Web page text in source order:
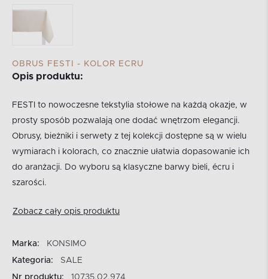
OBRUS FESTI - KOLOR ECRU
Opis produktu:
FESTI to nowoczesne tekstylia stołowe na każdą okazje, w
prosty sposób pozwalają one dodać wnętrzom elegancji.
Obrusy, bieżniki i serwety z tej kolekcji dostępne są w wielu
wymiarach i kolorach, co znacznie ułatwia dopasowanie ich
do aranżacji. Do wyboru są klasyczne barwy bieli, écru i
szarości.
Zobacz cały opis produktu
Marka:
KONSIMO
Kategoria:
SALE
Nr produktu:
10735.02.974